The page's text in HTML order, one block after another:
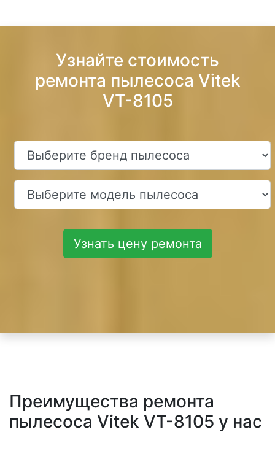
Узнайте стоимость
ремонта пылесоса Vitek
VT-8105
Узнать цену ремонта
Преимущества ремонта
пылесоса Vitek VT-8105 у нас